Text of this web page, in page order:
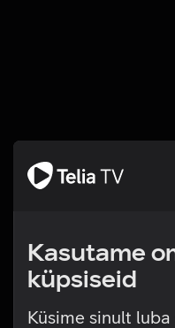
Kasutame
küpsiseid
Küsime sinult